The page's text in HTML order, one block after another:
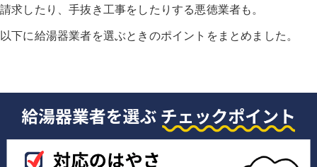
請求したり、手抜き工事をしたりする悪徳業者も。
以下に給湯器業者を選ぶときのポイントをまとめました。